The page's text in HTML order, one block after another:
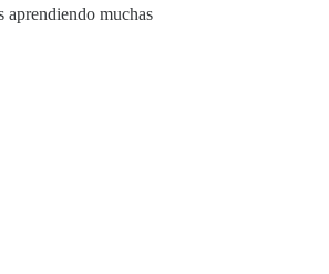
aprendiendo muchas